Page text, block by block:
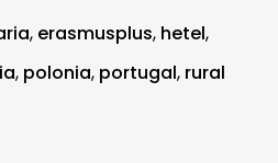
, erasmusplus, hetel,
, polonia, portugal, rural